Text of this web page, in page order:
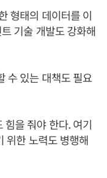
형태의 데이터를 이
기술 개발도 강화해
수 있는 대책도 필요
힘을 줘야 한다. 여기
위한 노력도 병행해